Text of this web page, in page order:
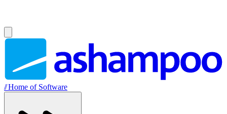
//Home of Software